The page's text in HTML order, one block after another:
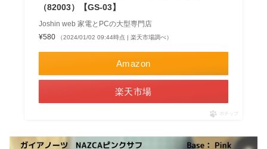
（82003）【GS-03】
Joshin web 家電とPCの大型専門店
¥580
（2024/01/02 09:44時点 | 楽天市場調べ）
Amazon
楽天市場
ポチップ